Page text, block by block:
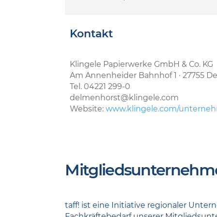
Kontakt
Klingele Papierwerke GmbH & Co. KG
Am Annenheider Bahnhof 1 · 27755
Tel. 04221 299-0
delmenhorst@klingele.com
Website:www.klingele.com/
taff! ist eine Initiative regionaler